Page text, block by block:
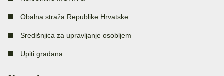
Obalna straža Republike Hrvatske
Središnjica za upravljanje osobljem
Upiti građana